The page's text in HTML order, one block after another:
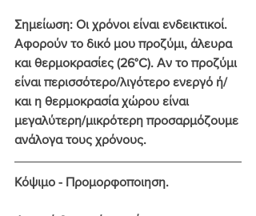
Σημείωση: Οι χρόνοι είναι ενδεικτικοί.
Αφορούν το δικό μου προζύμι, άλευρα
και θερμοκρασίες (26°C). Αν το προζύμι
είναι περισσότερο/λιγότερο ενεργό ή/
και η θερμοκρασία χώρου είναι
μεγαλύτερη/μικρότερη προσαρμόζουμε
ανάλογα τους χρόνους.
Κόψιμο - Προμορφοποιηση.